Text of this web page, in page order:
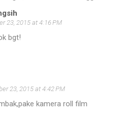
23, 2015 at 4:16 PM
bgt!
23, 2015 at 4:42 PM
kamera roll film